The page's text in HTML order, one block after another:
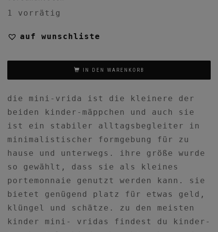
1 vorrätig
auf wunschliste
IN DEN WARENKORB
die mini-vrida ist die kleinere der
beiden kinder-mäppchen und auch sie
ist ein stabiler alltagsbegleiter in
minimalistischer formgebung für zu
hause und unterwegs. ihre größe wurde
so gewählt, dass sie als kleines
portemonnaie genutzt werden kann. sie
bietet genügend platz für etwas geld,
klüngel und schätze. zu den meisten
kinder mini- vridas findest du kinder-